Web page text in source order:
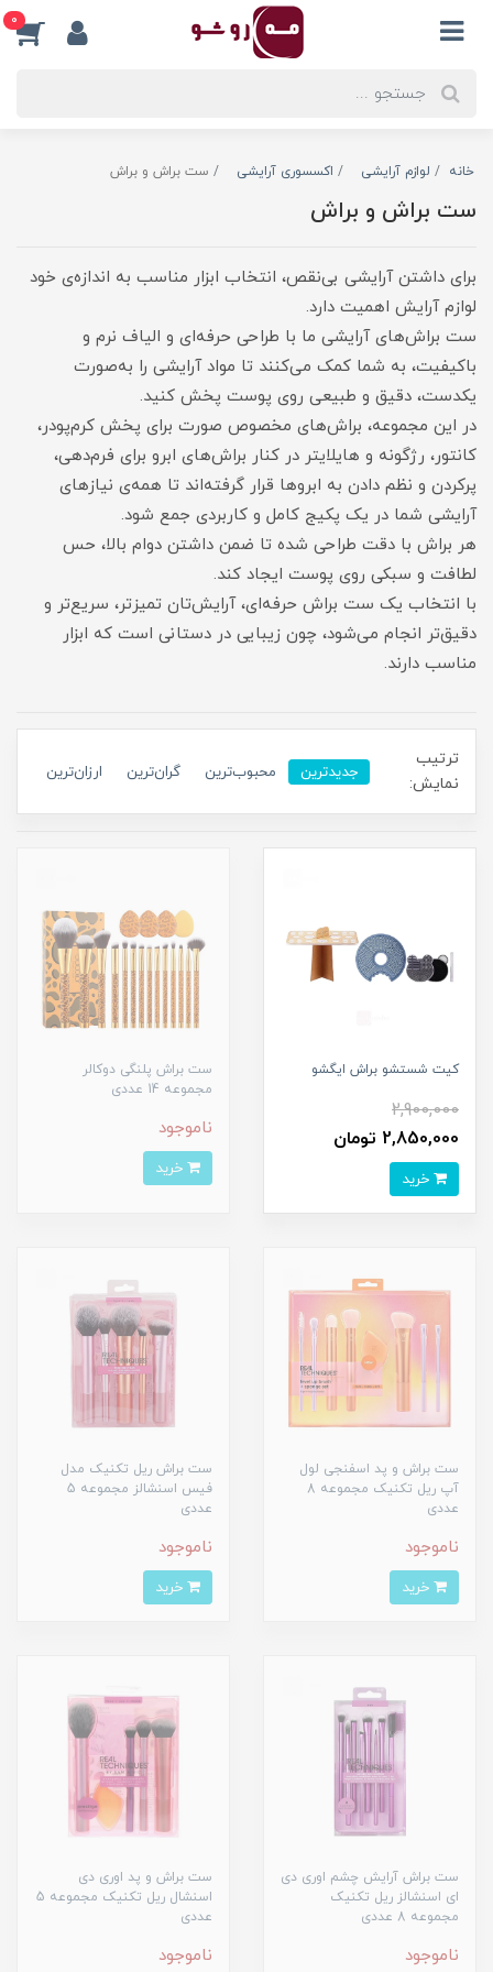
0
خانه لوازم آرایشی اکسسوری آرایشی ست براش و براش
ست براش و براش
برای داشتن آرایشی بی‌نقص، انتخاب ابزار مناسب به اندازه‌ی خود
لوازم آرایش اهمیت دارد.
ست براش‌های آرایشی ما با طراحی حرفه‌ای و الیاف نرم و
باکیفیت، به شما کمک می‌کنند تا مواد آرایشی را به‌صورت
یکدست، دقیق و طبیعی روی پوست پخش کنید.
در این مجموعه، براش‌های مخصوص صورت برای پخش کرم‌پودر،
کانتور، رژگونه و هایلایتر در کنار براش‌های ابرو برای فرم‌دهی،
پرکردن و نظم دادن به ابروها قرار گرفته‌اند تا همه‌ی نیازهای
آرایشی شما در یک پکیج کامل و کاربردی جمع شود.
هر براش با دقت طراحی شده تا ضمن داشتن دوام بالا، حس
لطافت و سبکی روی پوست ایجاد کند.
با انتخاب یک ست براش حرفه‌ای، آرایش‌تان تمیزتر، سریع‌تر و
دقیق‌تر انجام می‌شود، چون زیبایی در دستانی است که ابزار
مناسب دارند.
ترتیب
نمایش:
جدیدترین محبوب‌ترین گران‌ترین ارزان‌ترین
کیت شستشو براش ایگشو
2,900,000
2,850,000 تومان
ست براش پلنگی دوکالر
مجموعه 14 عددی
ناموجود
ست براش و پد اسفنجی لول
آپ ریل تکنیک مجموعه 8
عددی
ناموجود
ست براش ریل تکنیک مدل
فیس اسنشالز مجموعه 5
عددی
ناموجود
ست براش آرایش چشم اوری دی
ای اسنشالز ریل تکنیک
مجموعه 8 عددی
ناموجود
ست براش و پد اوری دی
اسنشال ریل تکنیک مجموعه 5
عددی
ناموجود